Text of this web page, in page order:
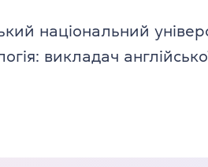
національний
викладач